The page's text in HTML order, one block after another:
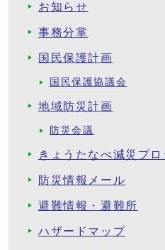
お知らせ
事務分掌
国民保護計画
国民保護協議会
地域防災計画
防災会議
きょうたなべ減災プロ
防災情報メール
避難情報・避難所
ハザードマップ